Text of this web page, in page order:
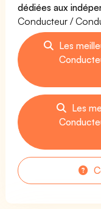
dédiées aux
Conducteur /
Les
Les